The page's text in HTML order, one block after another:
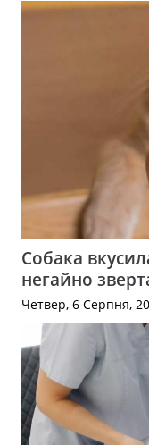
Собака
негайно
Четвер, 6 Серпня,